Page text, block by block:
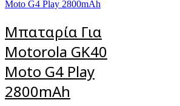
Μπαταρία Για
Motorola GK40
Moto G4 Play
2800mAh